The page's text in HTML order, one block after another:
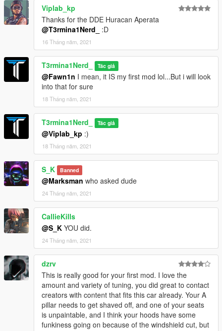
Viplab_kp
Thanks for the DDE Huracan Aperata
@T3rmina1Nerd_
:D
16 Tháng năm, 2021
T3rmina1Nerd_ Tác giả
@Fawn1n I mean, it IS my first mod lol...But i will look
into that for sure
18 Tháng năm, 2021
T3rmina1Nerd_ Tác giả
@Viplab_kp :)
18 Tháng năm, 2021
S_K Banned
@Marksman who asked dude
24 Tháng năm, 2021
CallieKills
@S_K YOU did.
24 Tháng năm, 2021
dzrv
This is really good for your first mod. I love the
amount and variety of tuning, you did great to contact
creators with content that fits this car already. Your A
pillar needs to get shaved off, and one of your seats
is unpaintable, and I think your hoods have some
funkiness going on because of the windshield cut, but